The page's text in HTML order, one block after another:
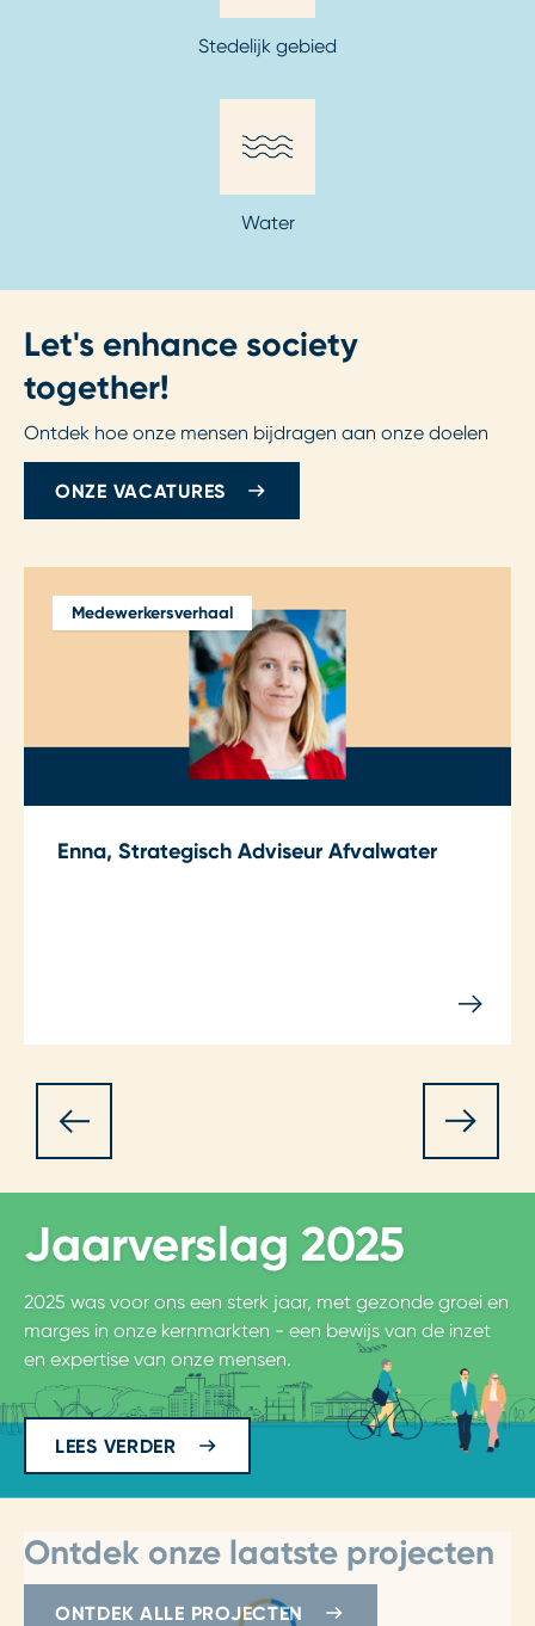
Stedelijk gebied
Water
Let's enhance society
together!
Ontdek hoe onze mensen bijdragen aan onze doelen
ONZE VACATURES
Medewerkersverhaal
Enna, Strategisch Adviseur Afvalwater
Jaarverslag 2025
2025 was voor ons een sterk jaar, met gezonde groei en
marges in onze kernmarkten - een bewijs van de inzet
en expertise van onze mensen.
LEES VERDER
Ontdek onze laatste projecten
ONTDEK ALLE PROJECTEN